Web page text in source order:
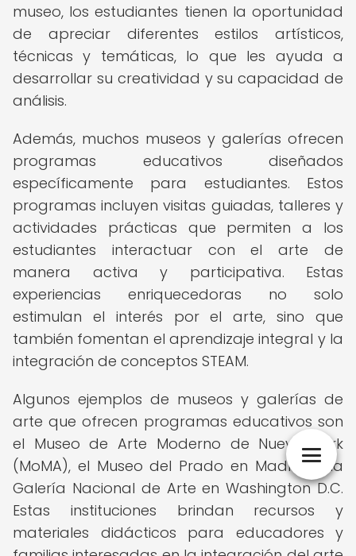
museo, los estudiantes tienen la oportunidad
de apreciar diferentes estilos artísticos,
técnicas y temáticas, lo que les ayuda a
desarrollar su creatividad y su capacidad de
análisis.
Además, muchos museos y galerías ofrecen
programas educativos diseñados
específicamente para estudiantes. Estos
programas incluyen visitas guiadas, talleres y
actividades prácticas que permiten a los
estudiantes interactuar con el arte de
manera activa y participativa. Estas
experiencias enriquecedoras no solo
estimulan el interés por el arte, sino que
también fomentan el aprendizaje integral y la
integración de conceptos STEAM.
Algunos ejemplos de museos y galerías de
arte que ofrecen programas educativos son
el Museo de Arte Moderno de Nueva York
(MoMA), el Museo del Prado en Madrid, y la
Galería Nacional de Arte en Washington D.C.
Estas instituciones brindan recursos y
materiales didácticos para educadores y